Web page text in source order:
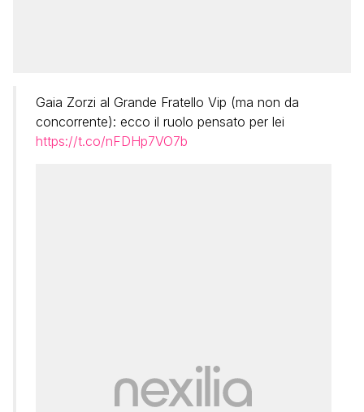
Gaia Zorzi al Grande Fratello Vip (ma non da
concorrente): ecco il ruolo pensato per lei
https://t.co/nFDHp7VO7b